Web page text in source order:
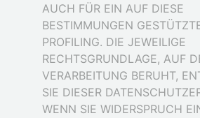
AUCH FÜR EIN AUF DIESE
BESTIMMUNGEN
PROFILING. DIE JEWEILIGE
RECHTSGRUNDLAGE, AUF
VERARBEITUNG BERUHT,
SIE DIESER
WENN SIE WIDERSPRUCH